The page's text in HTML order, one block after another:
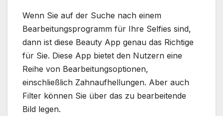
Wenn Sie auf der Suche nach einem
Bearbeitungsprogramm für Ihre Selfies sind,
dann ist diese Beauty App genau das Richtige
für Sie. Diese App bietet den Nutzern eine
Reihe von Bearbeitungsoptionen,
einschließlich Zahnaufhellungen. Aber auch
Filter können Sie über das zu bearbeitende
Bild legen.